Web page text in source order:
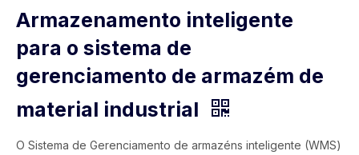
Armazenamento inteligente
para o sistema de
gerenciamento de armazém de
material industrial
O Sistema de Gerenciamento de armazéns inteligente (WMS)